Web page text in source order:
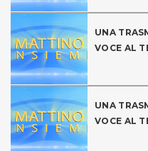
UNA
VOCE AL
UNA
VOCE AL